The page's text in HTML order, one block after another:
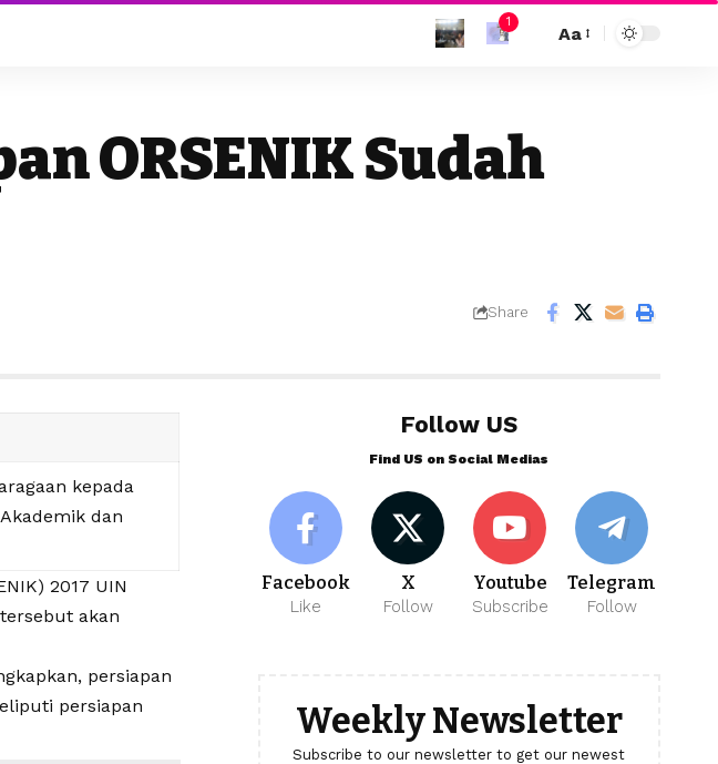
1
Aa
ORSENIK Sudah
Share
kepada
dan
2017 UIN
akan
persiapan
persiapan
Follow US
Find US on Social Medias
Facebook
Like
X
Follow
Youtube
Subscribe
Telegram
Follow
Weekly Newsletter
Subscribe to our newsletter to get our newest